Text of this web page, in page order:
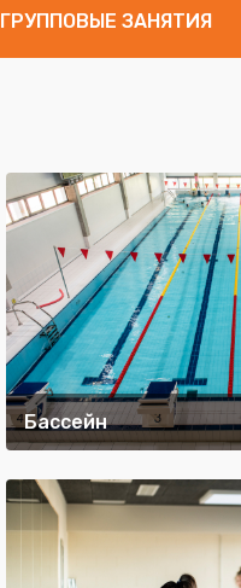
ГРУППОВЫЕ ЗАНЯТИЯ
Бассейн